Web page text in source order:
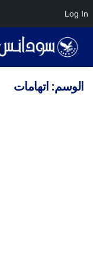
الوسم: اتهامات
Log In